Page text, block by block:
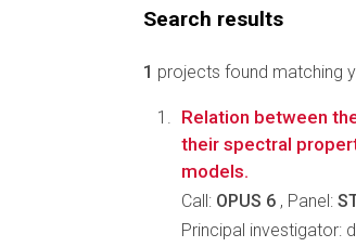
Search results
1 projects found matching
Relation between
their spectral
models.
Call: OPUS 6 , Panel:
Principal investigator: